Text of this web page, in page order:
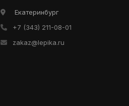
Екатеринбург
+7 (343) 211-08-01
zakaz@lepika.ru